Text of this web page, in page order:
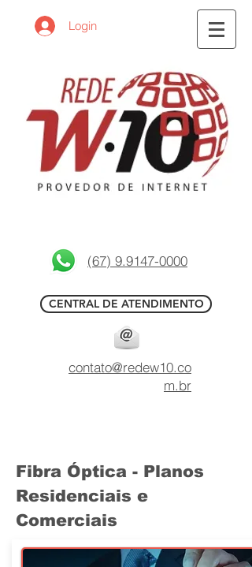
Login
(67) 9.9147-0000
CENTRAL DE ATENDIMENTO
contato@redew10.co
m.br
Fibra Óptica - Planos
Residenciais e
Comerciais